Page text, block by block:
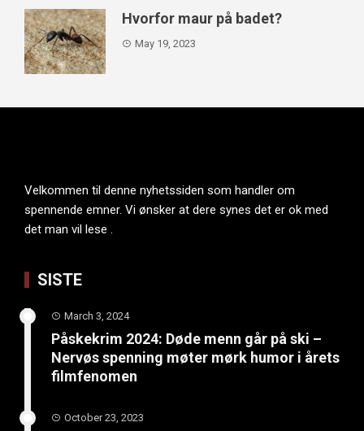
Hvorfor maur på badet?
May 19, 2023
Velkommen til denne nyhetssiden som handler om
spennende emner. Vi ønsker at dere synes det er ok med
det man vil lese .
SISTE
March 3, 2024
Påskekrim 2024: Døde menn går på ski –
Nervøs spenning møter mørk humor i årets
filmfenomen
October 23, 2023